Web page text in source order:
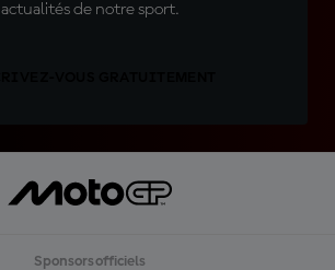
actualités de notre sport.
Sponsors officiels